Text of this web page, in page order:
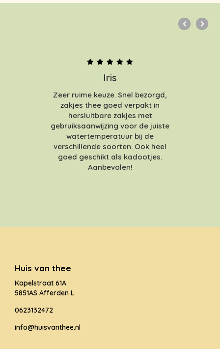
Iris
Zeer ruime keuze. Snel bezorgd,
zakjes thee goed verpakt in
hersluitbare zakjes met
gebruiksaanwijzing voor de juiste
watertemperatuur bij de
verschillende soorten. Ook heel
goed geschikt als kadootjes.
Aanbevolen!
Huis van thee
Kapelstraat 61A
5851AS Afferden L
0623132472
info@huisvanthee.nl